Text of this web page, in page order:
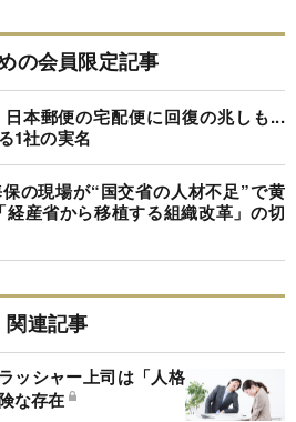
の会員限定記事
本郵便の宅配便に回復の兆しも...
1社の実名
の現場が“国交省の人材不足”で黄
産省から移植する組織改革」の切
関連記事
ッシャー上司は「人格
な存在